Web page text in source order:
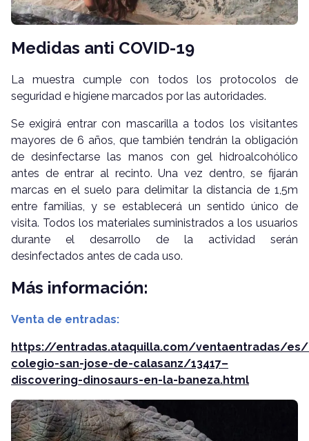
Medidas anti COVID-19
La muestra cumple con todos los protocolos de
seguridad e higiene marcados por las autoridades.
Se exigirá entrar con mascarilla a todos los visitantes
mayores de 6 años, que también tendrán la obligación
de desinfectarse las manos con gel hidroalcohólico
antes de entrar al recinto. Una vez dentro, se fijarán
marcas en el suelo para delimitar la distancia de 1,5m
entre familias, y se establecerá un sentido único de
visita. Todos los materiales suministrados a los usuarios
durante el desarrollo de la actividad serán
desinfectados antes de cada uso.
Más información:
Venta de entradas:
https://entradas.ataquilla.com/ventaentradas/
colegio-san-jose-de-calasanz/13417–
discovering-dinosaurs-en-la-baneza.html